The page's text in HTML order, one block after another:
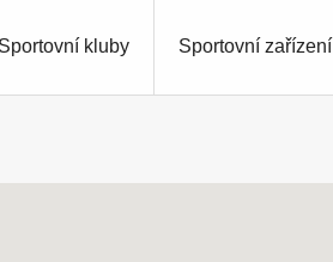
kluby Sportovní zařízení